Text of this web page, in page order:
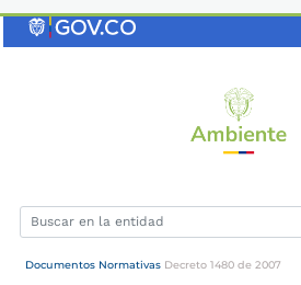
Documentos Normativas Decreto 1480 de 2007